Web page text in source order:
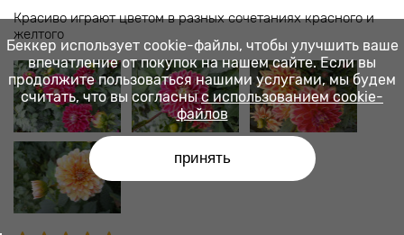
Красиво играют цветом в разных сочетаниях красного и
желтого
Беккер использует cookie-файлы, чтобы улучшить ваше
впечатление от покупок на нашем сайте. Если вы
продолжите пользоваться нашими услугами, мы будем
считать, что вы согласны с использованием cookie-
файлов
принять